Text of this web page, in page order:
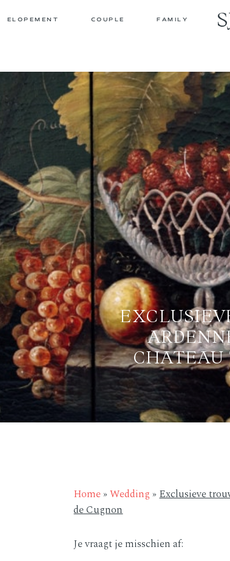
ELOPEMENT COUPLE FAMILY
CHATEAU
Home»Wedding»Exclusieve
de Cugnon
Je vraagt je misschien af: